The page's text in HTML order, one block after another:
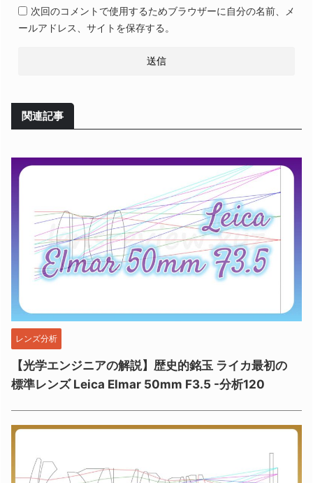
次回のコメントで使用するためブラウザーに自分の名前、メ
ールアドレス、サイトを保存する。
関連記事
レンズ分析
【光学エンジニアの解説】歴史的銘玉 ライカ最初の
標準レンズ Leica Elmar 50mm F3.5 -分析120